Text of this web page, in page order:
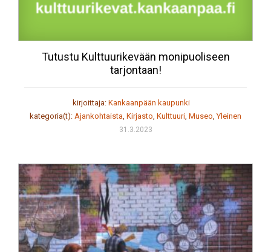
Tutustu Kulttuurikevään monipuoliseen
tarjontaan!
kirjoittaja: Kankaanpään kaupunki
kategoria(t): Ajankohtaista, Kirjasto, Kulttuuri, Museo,Yleinen
31.3.2023